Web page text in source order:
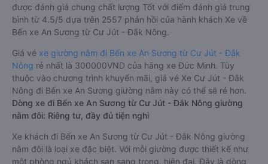
được đánh giá chung chất lượng Tốt với điểm đánh giá trung
bình từ 4.5/5 dựa trên 2557 phản hồi của hành khách Xe về
Bến xe An Sương từ Cư Jút - Đắk Nông.
Giá vé xe giường nằm đi Bến xe An Sương từ Cư Jút - Đắk
Nông rẻ nhất là 300000VND của hãng xe Đức Minh. Tùy
thuộc vào chương trình khuyến mãi, giá vé Xe Cư Jút - Đắk
Nông đi Bến xe An Sương giường nằm này có thể sẽ rẻ hơn.
Dòng xe đi Bến xe An Sương từ Cư Jút - Đắk Nông giường
nằm đôi: Riêng tư, đầy đủ tiện nghi
Xe khách đi Bến xe An Sương từ Cư Jút - Đắk Nông giường
nằm đôi là loại xe đặc biệt. Với mỗi giường được thiết kế như
một phòng ngủ khách sạn sang trọng, hiện đại. Đây là dòng